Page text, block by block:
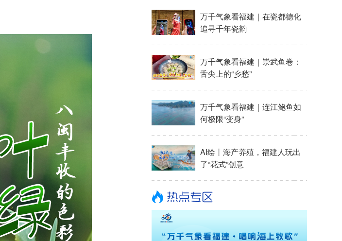
万千气象看福建｜在瓷都德化
追寻千年瓷韵
万千气象看福建｜崇武鱼卷：
舌尖上的“乡愁”
万千气象看福建｜连江鲍鱼如
何极限“变身”
AI绘丨海产养殖，福建人玩出
了“花式”创意